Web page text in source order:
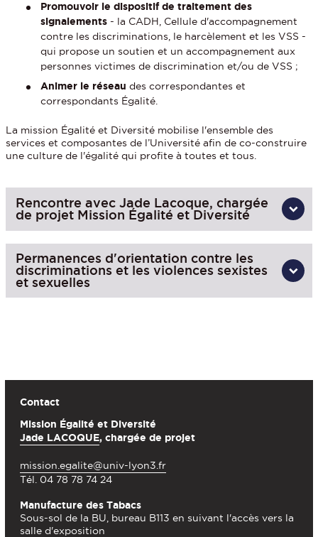
Promouvoir le dispositif de traitement des
signalements - la CADH, Cellule d'accompagnement
contre les discriminations, le harcèlement et les VSS -
qui propose un soutien et un accompagnement aux
personnes victimes de discrimination et/ou de VSS ;
Animer le réseau des correspondantes et
correspondants Égalité.
La mission Égalité et Diversité mobilise l'ensemble des
services et composantes de l’Université afin de co-construire
une culture de l'égalité qui profite à toutes et tous.
Rencontre avec Jade Lacoque, chargée
de projet Mission Égalité et Diversité
Permanences d'orientation contre les
discriminations et les violences sexistes
et sexuelles
Contact
Mission Égalité et Diversité
Jade LACOQUE, chargée de projet
mission.egalite@univ-lyon3.fr
Tél. 04 78 78 74 24
Manufacture des Tabacs
Sous-sol de la BU, bureau B113 en suivant l'accès vers la
salle d'exposition